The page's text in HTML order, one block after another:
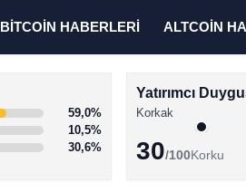
BİTCOİN HABERLERİ ALTCOİN
59,0%
10,5%
30,6%
Yatırımcı
Korkak
30/100Korku